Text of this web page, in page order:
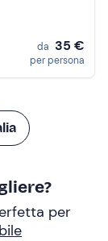
da 35 €
per persona
per